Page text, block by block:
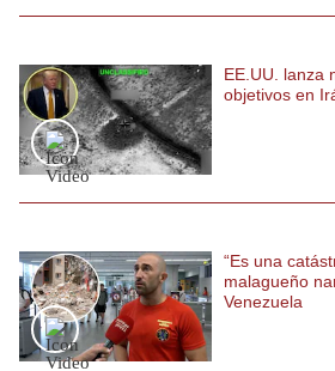
EE.UU. lanza
objetivos en
“Es una
malagueño
Venezuela